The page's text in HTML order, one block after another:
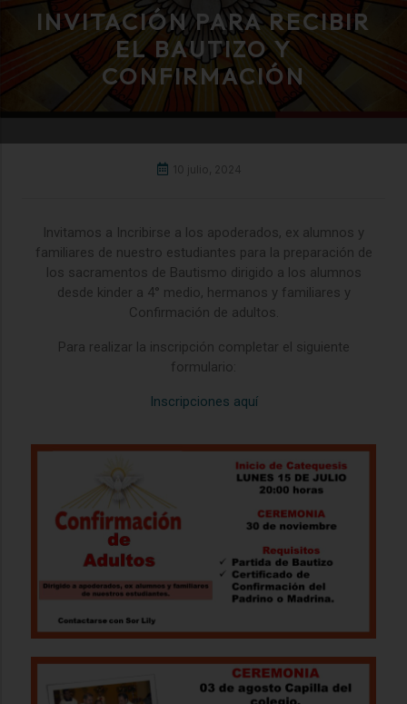
INVITACIÓN PARA RECIBIR
EL BAUTIZO Y
CONFIRMACIÓN
10 julio, 2024
Invitamos a Incribirse a los apoderados, ex alumnos y
familiares de nuestro estudiantes para la preparación de
los sacramentos de Bautismo dirigido a los alumnos
desde kinder a 4° medio, hermanos y familiares y
Confirmación de adultos.
Para realizar la inscripción completar el siguiente
formulario:
Inscripciones aquí